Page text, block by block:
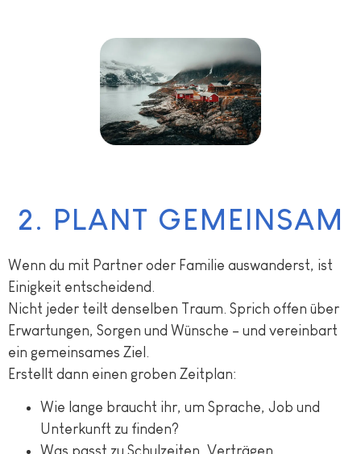
2. PLANT GEMEINSAM
Wenn du mit Partner oder Familie auswanderst, ist
Einigkeit entscheidend.
Nicht jeder teilt denselben Traum. Sprich offen über
Erwartungen, Sorgen und Wünsche – und vereinbart
ein gemeinsames Ziel.
Erstellt dann einen groben Zeitplan:
Wie lange braucht ihr, um Sprache, Job und
Unterkunft zu finden?